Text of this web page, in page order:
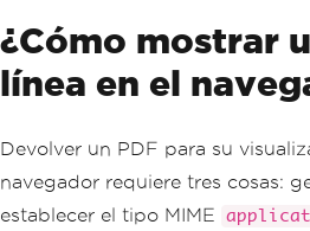
¿Cómo mostrar
línea en el
Devolver un PDF para su
navegador requiere tres cosas:
establecer el tipo MIME